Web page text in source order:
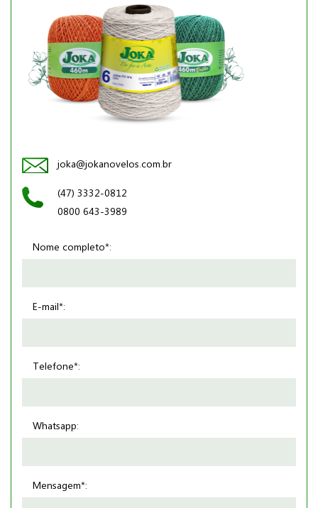
joka@jokanovelos.com.br
(47) 3332-0812
0800 643-3989
Nome completo*:
E-mail*:
Telefone*:
Whatsapp:
Mensagem*: